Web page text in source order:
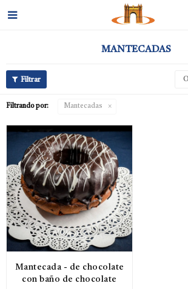

MANTECADAS
Filtrando por: Mantecadas
Mantecada - de chocolate
con baño de chocolate